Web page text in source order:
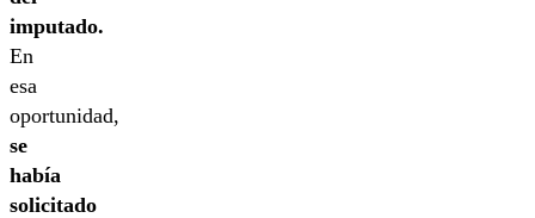
imputado.
En
esa
oportunidad,
se
había
solicitado